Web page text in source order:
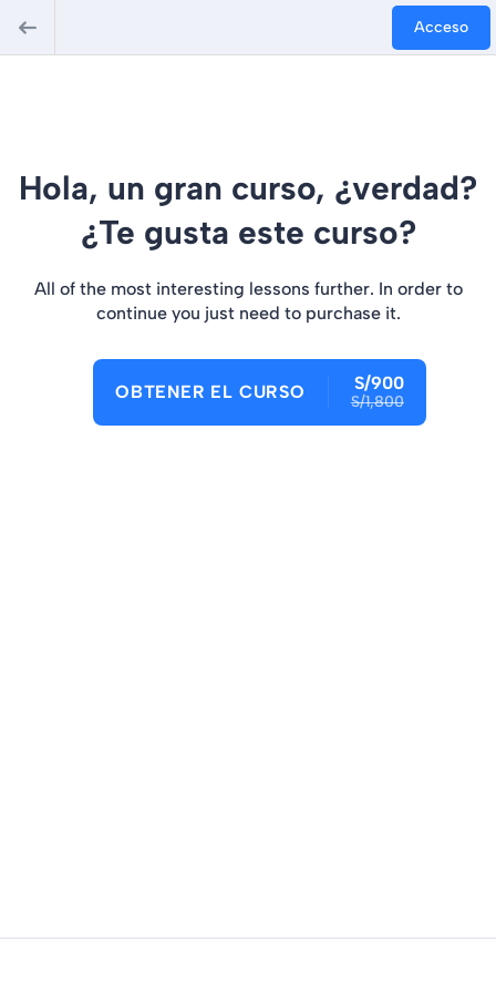
Acceso
Hola, un gran curso, ¿verdad?
¿Te gusta este curso?
All of the most interesting lessons further. In order to
continue you just need to purchase it.
OBTENER EL CURSO S/900
S/1,800